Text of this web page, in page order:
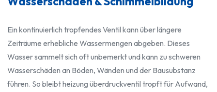
Ein kontinuierlich tropfendes Ventil kann über längere
Zeiträume erhebliche Wassermengen abgeben. Dieses
Wasser sammelt sich oft unbemerkt und kann zu schweren
Wasserschäden an Böden, Wänden und der Bausubstanz
führen. So bleibt heizung überdruckventil tropft für Aufwand,